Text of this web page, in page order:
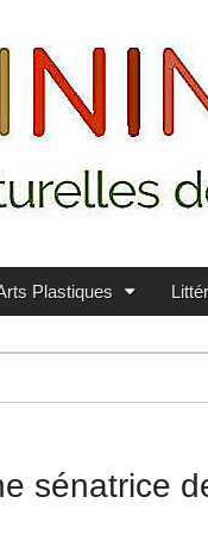
Plastiques
sénatrice